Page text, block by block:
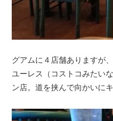
グアムに４店舗ありますが
ユーレス（コストコみたい
ン店。道を挟んで向かいに